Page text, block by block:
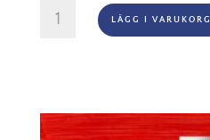
Rosa
Gallery
753
Royal
LÄGG I VARUKORG